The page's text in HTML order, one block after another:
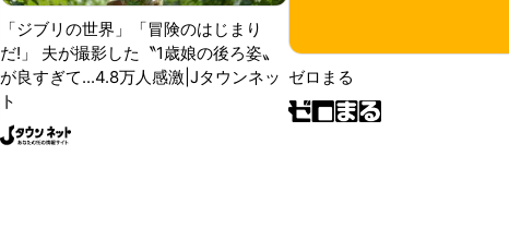
「ジブリの世界」「冒険のはじまり
だ!」 夫が撮影した〝1歳娘の後ろ姿〟
が良すぎて...4.8万人感激|Jタウンネッ
ト
ゼロまる